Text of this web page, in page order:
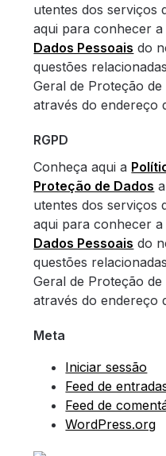
utentes dos serviços
aqui para conhecer a
Dados Pessoais do
questões
Geral de Proteção
através do endereço
RGPD
Conheça aqui a
Proteção de Dados
utentes dos serviços
aqui para conhecer a
Dados Pessoais do
questões
Geral de Proteção
através do endereço
Meta
Iniciar sessão
Feed de
Feed de
WordPress.org